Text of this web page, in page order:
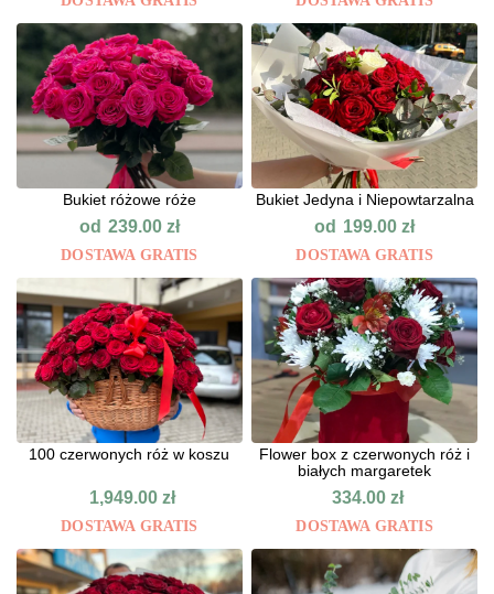
Bukiet różowe róże
od 239.00 zł
DOSTAWA GRATIS
Bukiet Jedyna i Niepowtarzalna
od 199.00zł
DOSTAWA GRATIS
100 czerwonych róż w koszu
1,949.00zł
DOSTAWA GRATIS
Flower box z czerwonych róż i
białych margaretek
334.00zł
DOSTAWA GRATIS